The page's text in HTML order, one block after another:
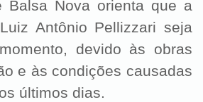
Balsa Nova orienta que a
Antônio Pellizzari seja
devido às obras
e às condições causadas
últimos dias.